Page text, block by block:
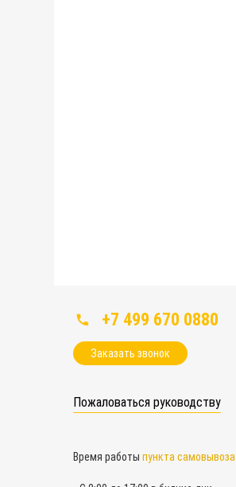
+7 499 670 0880
Заказать звонок
Пожаловаться руководству
Время работы пункта самовывоза